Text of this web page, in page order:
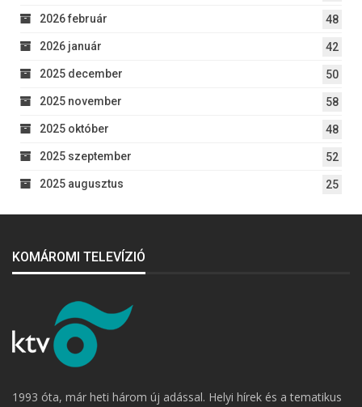
2026 február 48
2026 január 42
2025 december 50
2025 november 58
2025 október 48
2025 szeptember 52
2025 augusztus 25
KOMÁROMI TELEVÍZIÓ
1993 óta, már heti három új adással. Helyi hírek és a tematikus